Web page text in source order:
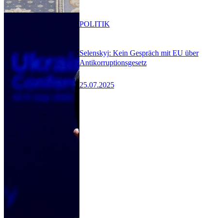
Selenskyj: Kein Gespräch mit EU über
Antikorruptionsgesetz
25.07.2025
POLITIK